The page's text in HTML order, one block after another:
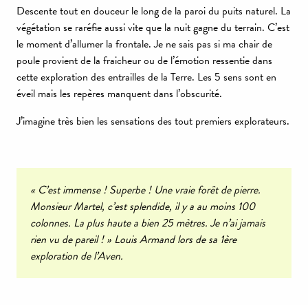
Descente tout en douceur le long de la paroi du puits naturel. La
végétation se raréfie aussi vite que la nuit gagne du terrain. C’est
le moment d’allumer la frontale. Je ne sais pas si ma chair de
poule provient de la fraicheur ou de l’émotion ressentie dans
cette exploration des entrailles de la Terre. Les 5 sens sont en
éveil mais les repères manquent dans l’obscurité.
J’imagine très bien les sensations des tout premiers explorateurs.
« C’est immense ! Superbe ! Une vraie forêt de pierre.
Monsieur Martel, c’est splendide, il y a au moins 100
colonnes. La plus haute a bien 25 mètres. Je n’ai jamais
rien vu de pareil ! » Louis Armand lors de sa 1ère
exploration de l’Aven.